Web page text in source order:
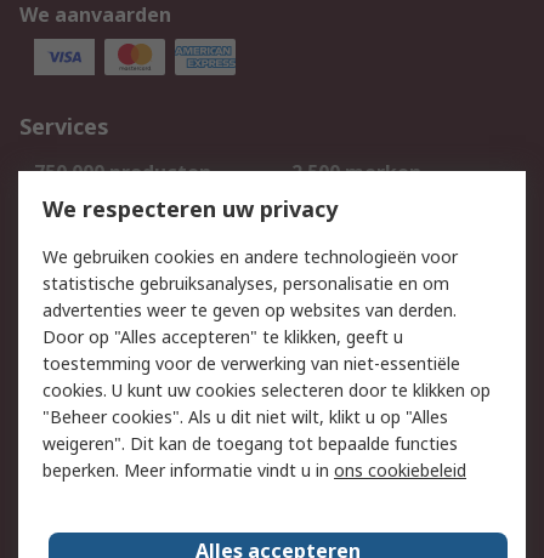
We aanvaarden
Services
750.000 producten
2.500 merken
Bestellen
Inkoopoplossingen
Track & Trace
Wettelijk
Cookiebeleid
Email veiligheid
Privacybeleid
Websitevoorwaarden
Algemene
verkoopvoorwaarden
Over RS
We respecteren uw privacy
We gebruiken cookies en andere technologieën voor
statistische gebruiksanalyses, personalisatie en om
advertenties weer te geven op websites van derden.
Door op "Alles accepteren" te klikken, geeft u
toestemming voor de verwerking van niet-essentiële
cookies. U kunt uw cookies selecteren door te klikken op
"Beheer cookies". Als u dit niet wilt, klikt u op "Alles
weigeren". Dit kan de toegang tot bepaalde functies
beperken. Meer informatie vindt u in ons cookiebeleid
Alles accepteren